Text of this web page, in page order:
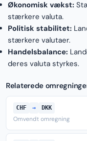
Økonomisk vækst:
stærkere valuta.
Politisk stabilitet:
stærkere valutaer.
Handelsbalance:
deres valuta styrkes.
Relaterede
CHF → DKK
Omvendt omregning